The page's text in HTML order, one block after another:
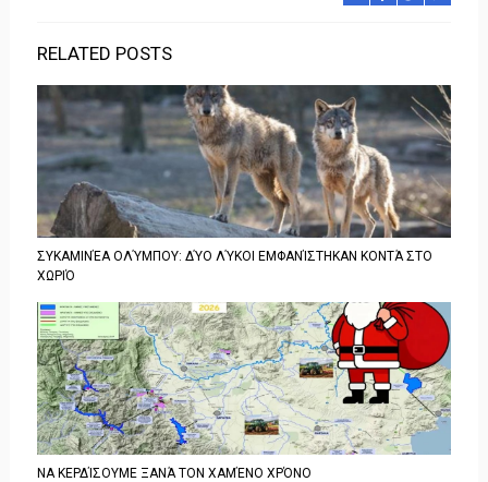
RELATED POSTS
ΣΥΚΑΜΙΝΈΑ ΟΛΎΜΠΟΥ: ΔΎΟ ΛΎΚΟΙ ΕΜΦΑΝΊΣΤΗΚΑΝ ΚΟΝΤΆ ΣΤΟ
ΧΩΡΙΌ
ΝΑ ΚΕΡΔΊΣΟΥΜΕ ΞΑΝΆ ΤΟΝ ΧΑΜΈΝΟ ΧΡΌΝΟ